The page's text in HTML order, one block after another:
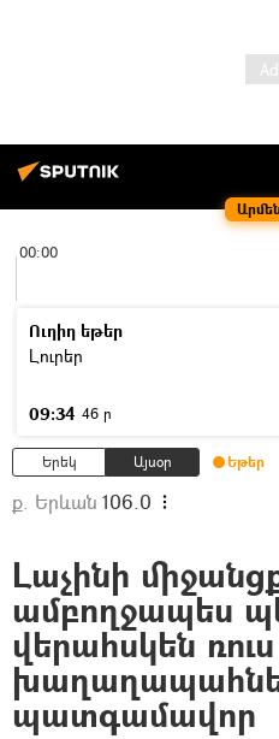
00:00
Ուղիղ եթեր
Լուրեր
09:34 46 ր
Երեկ Այսօր Եթեր
ք. Երևան 106.0
Լաչինի
ամբողջապես
վերահսկեն ռուս
պատգամավոր